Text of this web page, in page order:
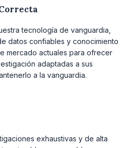
tecnología de vanguardia,
datos confiables y conocimiento
mercado actuales para ofrecer
adaptadas a sus
a la vanguardia.
exhaustivas y de alta